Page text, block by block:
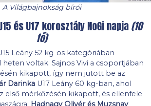
A Világbajnokság bírói
és U17 korosztály NoGi napja(10
fő)
Leány 52 kg-os kategóriában
voltak. Sajnos Vivi a csoportjában
kikapott, így nem jutott be az
Darinka U17 Leány 60 kg-ban, ahol
első mérkőzésén kikapott, és ellenfele
Hadnagy Olivér és Muzsnay